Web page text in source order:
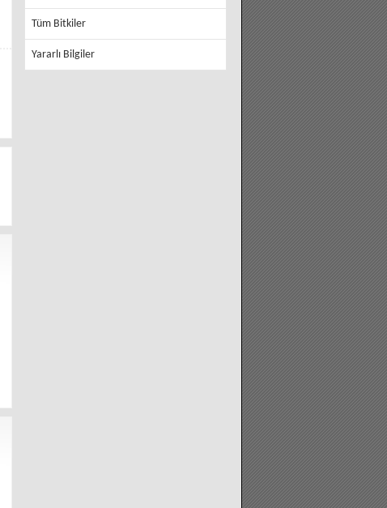
Tüm Bitkiler
Yararlı Bilgiler